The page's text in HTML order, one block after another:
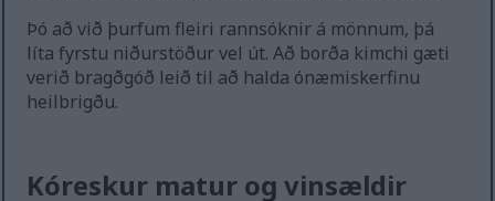
Þó að við þurfum fleiri rannsóknir á mönnum, þá
líta fyrstu niðurstöður vel út. Að borða kimchi gæti
verið bragðgóð leið til að halda ónæmiskerfinu
heilbrigðu.
Kóreskur matur og vinsældir